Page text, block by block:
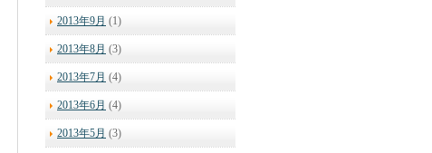
2013年9月 (1)
2013年8月 (3)
2013年7月 (4)
2013年6月 (4)
2013年5月 (3)